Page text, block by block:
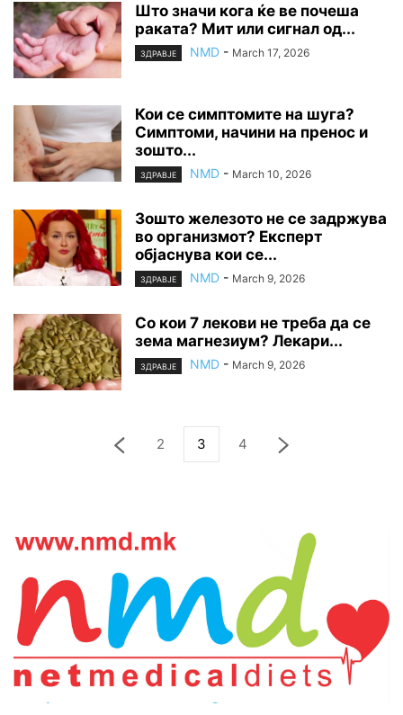
Што значи кога ќе ве почеша
раката? Мит или сигнал од...
ЗДРАВЈЕ NMD - March 17, 2026
Кои се симптомите на шуга?
Симптоми, начини на пренос и
зошто...
ЗДРАВЈЕ NMD - March 10, 2026
Зошто железото не се задржува
во организмот? Експерт
објаснува кои се...
ЗДРАВЈЕ NMD - March 9, 2026
Со кои 7 лекови не треба да се
зема магнезиум? Лекари...
ЗДРАВЈЕ NMD - March 9, 2026
2 3 4